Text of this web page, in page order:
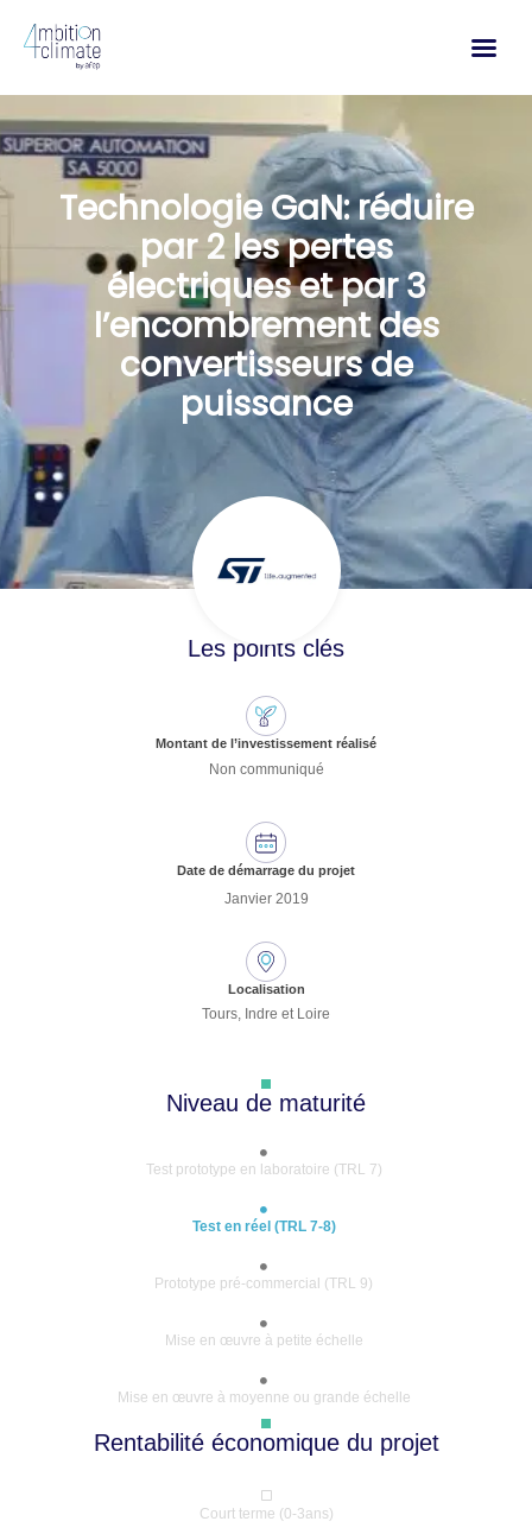
contenu
Technologie GaN: réduire
par 2 les pertes
électriques et par 3
l’encombrement des
convertisseurs de
puissance
Les points clés
Montant de l’investissement réalisé
Non communiqué
Date de démarrage du projet
Janvier 2019
Localisation
Tours, Indre et Loire
Niveau de maturité
Test prototype en laboratoire (TRL 7)
Test en réel (TRL 7-8)
Prototype pré-commercial (TRL 9)
Mise en œuvre à petite échelle
Mise en œuvre à moyenne ou grande échelle
Rentabilité économique du projet
Court terme (0-3ans)